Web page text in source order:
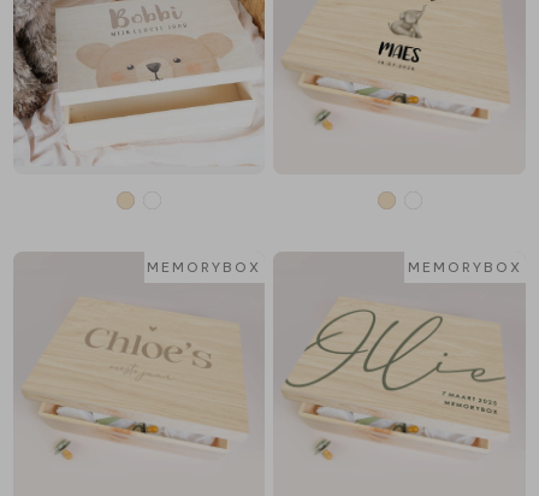
MEMORYBOX MEMORYBOX